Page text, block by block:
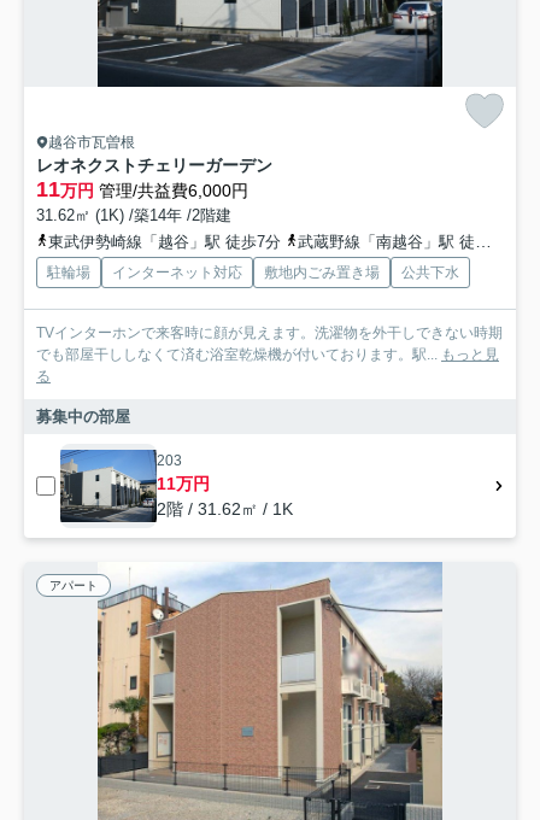
越谷市瓦曽根
レオネクストチェリーガーデン
11万円 管理/共益費6,000円
31.62㎡ (1K) /築14年 /2階建
東武伊勢崎線「越谷」駅 徒歩7分
武蔵野線「南越谷」駅 徒歩17分
駐輪場 インターネット対応 敷地内ごみ置き場 公共下水
TVインターホンで来客時に顔が見えます。洗濯物を外干しできない時期
でも部屋干ししなくて済む浴室乾燥機が付いております。駅... もっと見
る
募集中の部屋
203
11万円
2階 / 31.62㎡ / 1K
アパート